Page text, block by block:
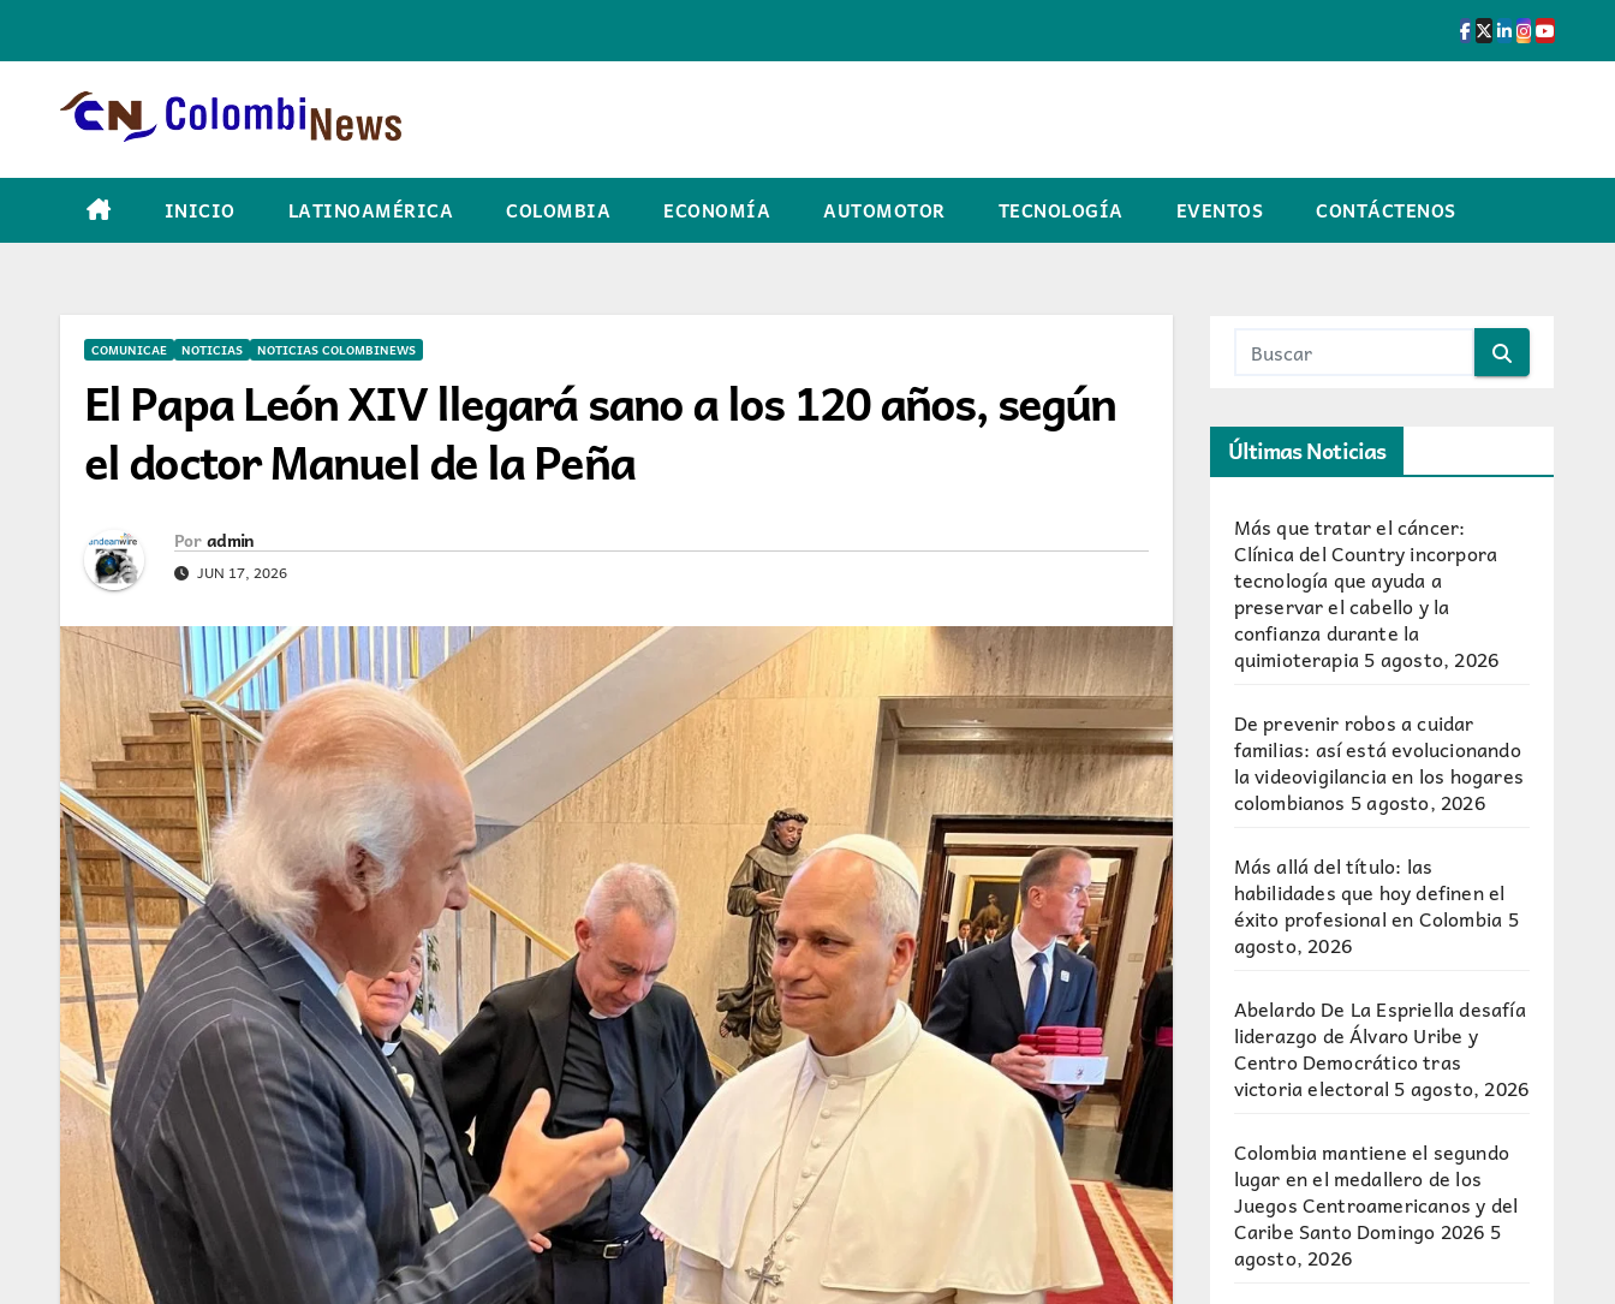
INICIO LATINOAMÉRICA COLOMBIA ECONOMÍA AUTOMOTOR TECNOLOGÍA EVENTOS CONTÁCTENOS
COMUNICAE NOTICIAS NOTICIAS COLOMBINEWS
El Papa León XIV llegará sano a los 120 años, según
el doctor Manuel de la Peña
Por admin
JUN 17, 2026
Últimas Noticias
Más que tratar el cáncer:
Clínica del Country incorpora
tecnología que ayuda a
preservar el cabello y la
confianza durante la
quimioterapia5 agosto, 2026
De prevenir robos a cuidar
familias: así está evolucionando
la videovigilancia en los hogares
colombianos 5 agosto, 2026
Más allá del título: las
habilidades que hoy definen el
éxito profesional en Colombia 5
agosto, 2026
Abelardo De La Espriella desafía
liderazgo de Álvaro Uribe y
Centro Democrático tras
victoria electoral 5 agosto, 2026
Colombia mantiene el segundo
lugar en el medallero de los
Juegos Centroamericanos y del
Caribe Santo Domingo 2026 5
agosto, 2026